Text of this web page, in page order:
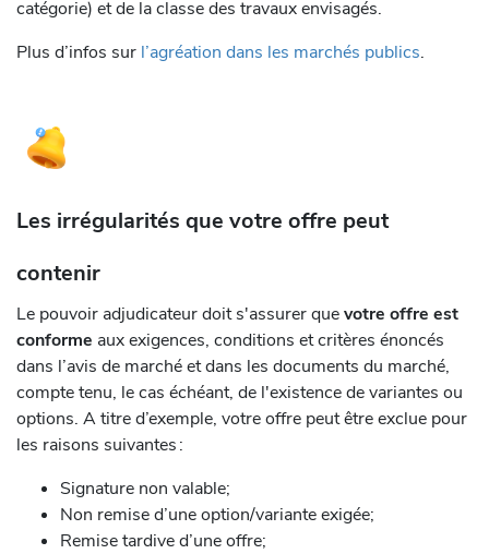
catégorie) et de la classe des travaux envisagés.
Plus d’infos sur l’agréation dans les marchés publics.
Les irrégularités que votre offre peut
contenir
Le pouvoir adjudicateur doit s'assurer quevotre offre est
conforme aux exigences, conditions et critères énoncés
dans l’avis de marché et dans les documents du marché,
compte tenu, le cas échéant, de l'existence de variantes ou
options. A titre d’exemple, votre offre peut être exclue pour
les raisons suivantes :
Signature non valable;
Non remise d’une option/variante exigée;
Remise tardive d’une offre;